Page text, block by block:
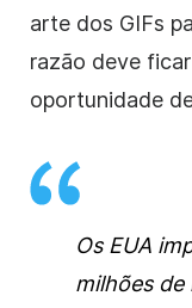
arte dos GIFs
razão deve
oportunidade
Os EUA
milhões de